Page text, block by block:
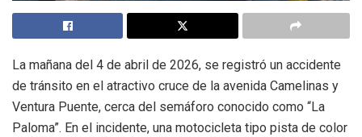
La mañana del 4 de abril de 2026, se registró un accidente
de tránsito en el atractivo cruce de la avenida Camelinas y
Ventura Puente, cerca del semáforo conocido como “La
Paloma”. En el incidente, una motocicleta tipo pista de color